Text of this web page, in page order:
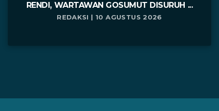
RENDI, WARTAWAN GOSUMUT DISURUH ...
REDAKSI | 10 AGUSTUS 2026